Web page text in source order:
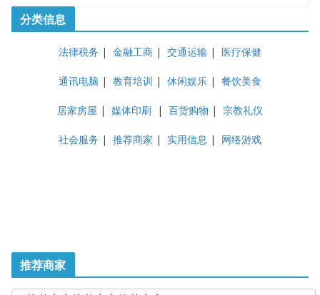
分类信息
法律税务 | 金融工商 | 交通运输 | 医疗保健
通讯电脑 | 教育培训 | 休闲娱乐 | 餐饮美食
居家房屋 | 媒体印刷 | 百货购物 | 宗教礼仪
社会服务 | 推荐商家 | 实用信息 | 网络游戏
推荐商家